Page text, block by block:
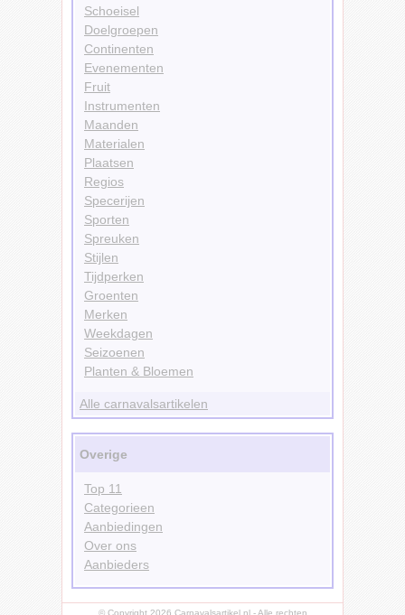
Schoeisel
Doelgroepen
Continenten
Evenementen
Fruit
Instrumenten
Maanden
Materialen
Plaatsen
Regios
Specerijen
Sporten
Spreuken
Stijlen
Tijdperken
Groenten
Merken
Weekdagen
Seizoenen
Planten & Bloemen
Alle carnavalsartikelen
Overige
Top 11
Categorieen
Aanbiedingen
Over ons
Aanbieders
© Copyright 2026 Carnavalsartikel.nl - Alle rechten